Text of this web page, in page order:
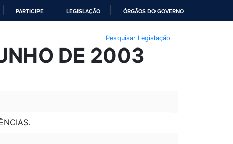
PARTICIPE LEGISLAÇÃO ÓRGÃOS DO GOVERNO
Pesquisar Legislação
DE 2003